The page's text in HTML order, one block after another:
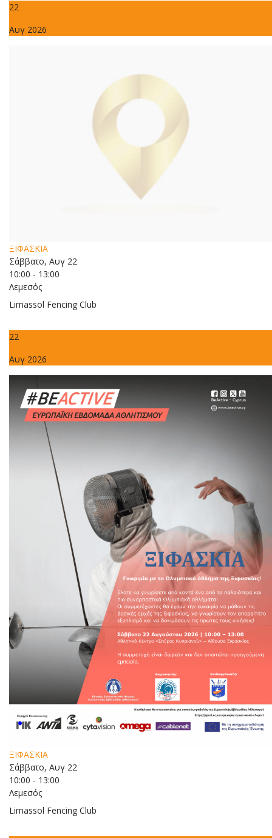
22
Αυγ 2026
ΞΙΦΑΣΚΙΑ
Σάββατο, Αυγ 22
10:00 - 13:00
Λεμεσός
Limassol Fencing Club
22
Αυγ 2026
ΞΙΦΑΣΚΙΑ
Σάββατο, Αυγ 22
10:00 - 13:00
Λεμεσός
Limassol Fencing Club